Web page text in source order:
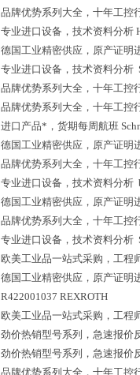
品牌优势系列大全，十年工控
专业进口设备，技术资料分析
德国工业精密供应，原产证明
专业进口设备，技术资料分析
品牌优势系列大全，十年工控
品牌优势系列大全，十年工控
进口产品*，货期每周航班
德国工业精密供应，原产证明
品牌优势系列大全，十年工控
专业进口设备，技术资料分析
德国工业精密供应，原产证明
品牌优势系列大全，十年工控
专业进口设备，技术资料分析
欧美工业品一站式采购，工程
德国工业精密供应，原产证明
R422001037 REXROTH
欧美工业品一站式采购，工程
劲价热销型号系列，急速报价
劲价热销型号系列，急速报价
品牌优势系列大全，十年工控